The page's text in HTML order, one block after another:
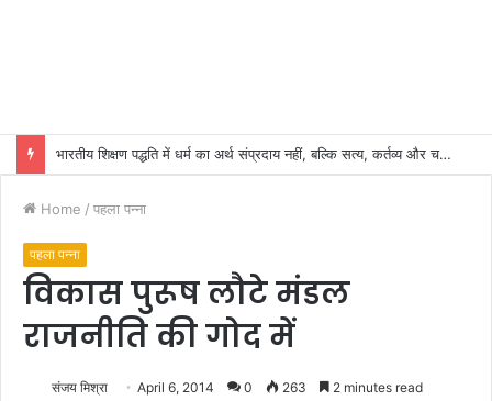
भारतीय शिक्षण पद्धति में धर्म का अर्थ संप्रदाय नहीं, बल्कि सत्य, कर्तव्य और चरित्र निर्माण है: विजय प्रकाश
Home / पहला पन्ना
पहला पन्ना
विकास पुरूष लौटे मंडल
राजनीति की गोद में
संजय मिश्रा April 6, 2014 0 263 2 minutes read